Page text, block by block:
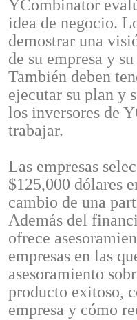
YCombinator
idea de negocio.
demostrar una
de su empresa y
También deben
ejecutar su plan y
los inversores de
trabajar.
Las empresas
$125,000 dólares
cambio de una
Además del
ofrece
empresas en las
asesoramiento
producto exitoso,
empresa y cómo